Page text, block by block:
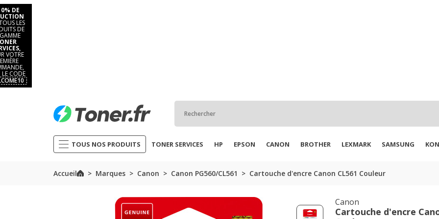
DE
LES
DE
VOTRE
LE CODE
TOUS NOS PRODUITS TONER SERVICES HP EPSON CANON BROTHER LEXMARK SAMSUNG
Accueil Marques Canon Canon PG560/CL561 Cartouche d'encre Canon CL561 Couleur
Canon
Cartouche d'encre